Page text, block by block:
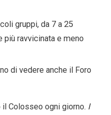
gruppi, da 7 a 25
più ravvicinata e meno
di vedere anche il Foro
Colosseo ogni giorno. I